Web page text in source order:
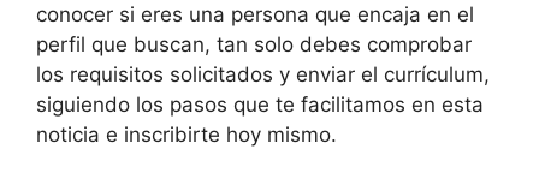
conocer si eres una persona que encaja en el
perfil que buscan, tan solo debes comprobar
los requisitos solicitados y enviar el currículum,
siguiendo los pasos que te facilitamos en esta
noticia e inscribirte hoy mismo.